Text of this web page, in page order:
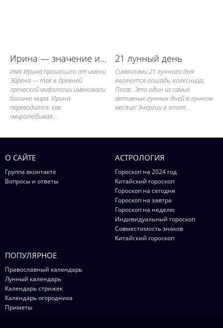
Ирина — значение имени, его судьба и характер
Имя Ирина произошло от имени
Эйрена — так в древней
греческой мифологии именовали
богиню мира. Ирина
переводится, как
«миролюбивая...
21 лунный день
Символами 21 лунного дня
являются лошадь, колесница,
Пегас. Это один из самых
активных лунных дней в лунном
месяце! Энергии в этот...
О САЙТЕ
Группа вконтакте
Вопросы и ответы
АСТРОЛОГИЯ
Гороскоп на 2024 год
Китайский гороскоп
Гороскоп на сегодня
Гороскоп на завтра
Гороскоп на неделю
Индивидуальный гороскоп
Совместимость знаков
Китайский гороскоп
ПОПУЛЯРНОЕ
Православный календарь
Лунный календарь
Календарь стрижек
Календарь огородника
Приметы